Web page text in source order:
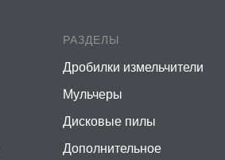
РАЗДЕЛЫ
Дробилки измельчители
Мульчеры
Дисковые пилы
Дополнительное